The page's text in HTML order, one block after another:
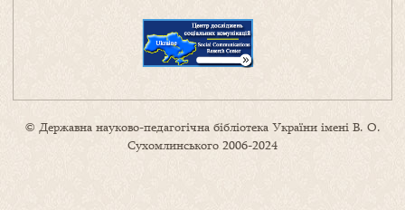
© Державна науково-педагогічна бібліотека України імені В. О.
Сухомлинського 2006-2024